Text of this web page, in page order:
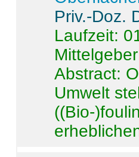
Priv.-Doz.
Laufzeit:
Abstract:
Umwelt
((Bio-